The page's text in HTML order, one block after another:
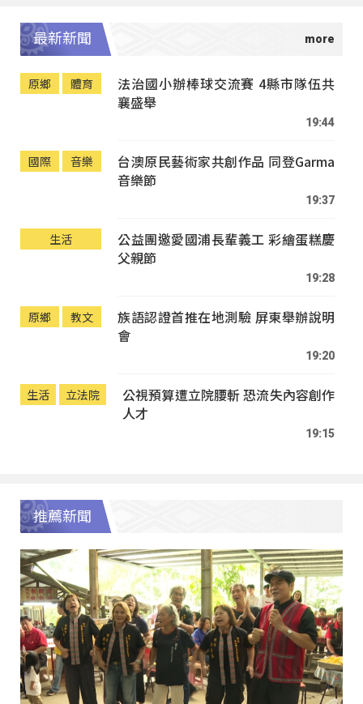
最新新聞
原鄉 體育
法治國小辦棒球交流賽 4縣市隊伍共
襄盛舉
19:44
國際 音樂
台澳原民藝術家共創作品 同登Garma
音樂節
19:37
生活
公益團邀愛國浦長輩義工 彩繪蛋糕慶
父親節
19:28
原鄉 教文
族語認證首推在地測驗 屏東舉辦說明
會
19:20
生活 立法院
公視預算遭立院腰斬 恐流失內容創作
人才
19:15
推薦新聞